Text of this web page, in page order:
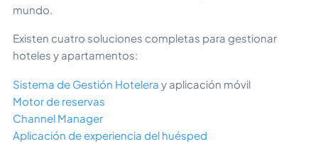
mundo.
Existen cuatro soluciones completas para gestionar
hoteles y apartamentos:
Sistema de Gestión Hotelera y aplicación móvil
Motor de reservas
Channel Manager
Aplicación de experiencia del huésped